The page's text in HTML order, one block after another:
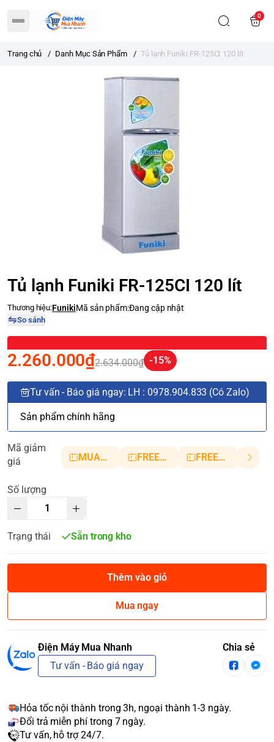
0
Trang chủ / Danh Mục Sản Phẩm / Tủ lạnh Funiki FR-125CI 120 lít
Tủ lạnh Funiki FR-125CI 120 lít
Thương hiệu:FunikiMã sản phẩm:Đang cập nhật
So sánh
2.260.000₫2.634.000₫ -15%
Tư vấn - Báo giá ngay: LH : 0978.904.833 (Có Zalo)
Sản phẩm chính hãng
Mã giảm
giá
MUANHANH01 FREESHIP5 FREESHIP10
Số lượng
Trạng thái Sẵn trong kho
Thêm vào giỏ
Mua ngay
Điện Máy Mua Nhanh
Tư vấn - Báo giá ngay
Chia sẻ
Hỏa tốc nội thành trong 3h, ngoại thành 1-3 ngày.
Đổi trả miễn phí trong 7 ngày.
Tư vấn, hỗ trợ 24/7.